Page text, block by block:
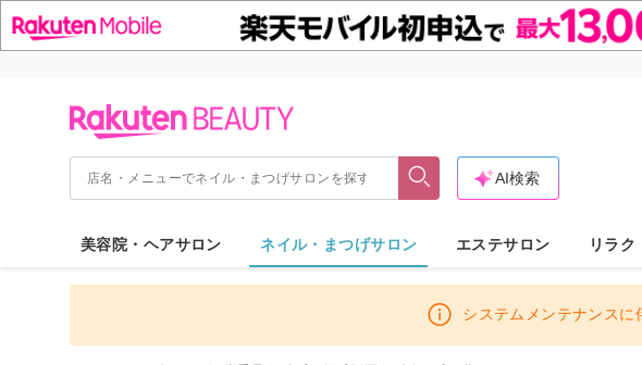
AI検索
美容院・ヘアサロン ネイル・まつげサロン エステサロン リラク
システムメンテナンス